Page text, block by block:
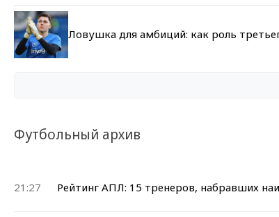
Ловушка для амбиций: как роль
Футбольный архив
21:27 Рейтинг АПЛ: 15 тренеров, набравших